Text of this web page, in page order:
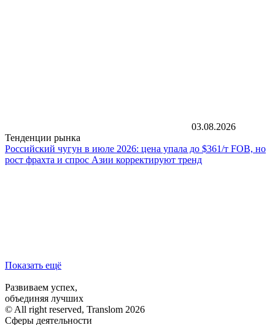
03.08.2026
Тенденции рынка
Российский чугун в июле 2026: цена упала до $361/т FOB, но
рост фрахта и спрос Азии корректируют тренд
Показать ещё
Развиваем успех,
объединяя лучших
© All right reserved, Translom 2026
Сферы деятельности